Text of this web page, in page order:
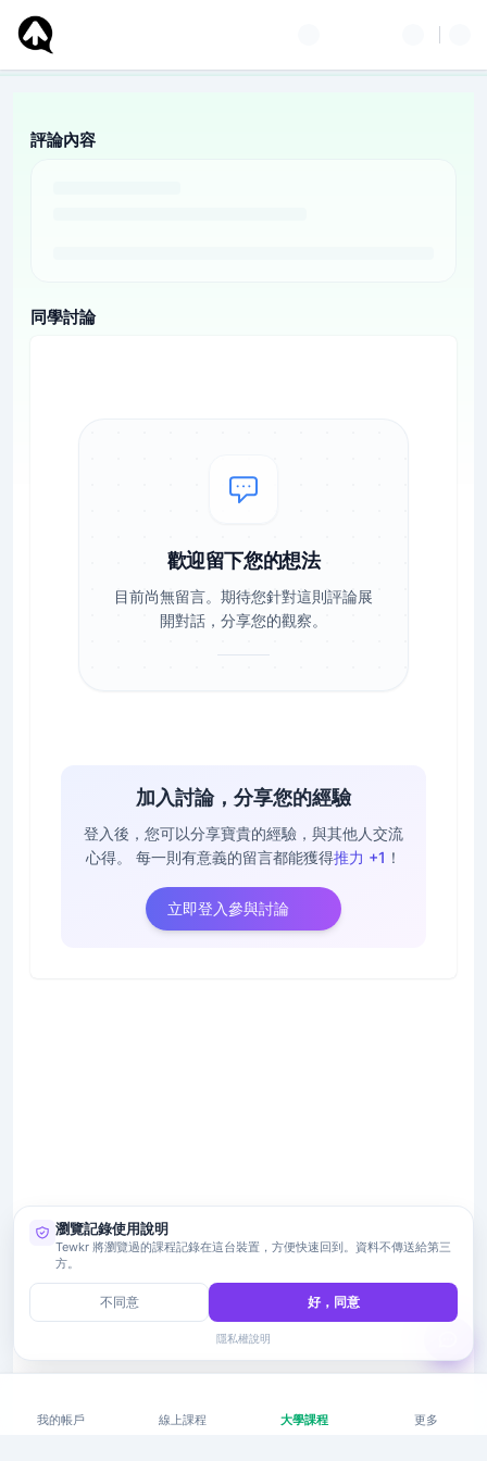
評論內容
同學討論
歡迎留下您的想法
目前尚無留言。期待您針對這則評論展
開對話，分享您的觀察。
加入討論，分享您的經驗
登入後，您可以分享寶貴的經驗，與其他人交流
心得。
每一則有意義的留言都能獲得推力 +1 ！
立即登入參與討論
我的帳戶 線上課程 大學課程 更多
瀏覽記錄使用說明
Tewkr 將瀏覽過的課程記錄在這台裝置，方便快速回到。資料不傳送給第三
方。
不同意 好，同意
隱私權說明